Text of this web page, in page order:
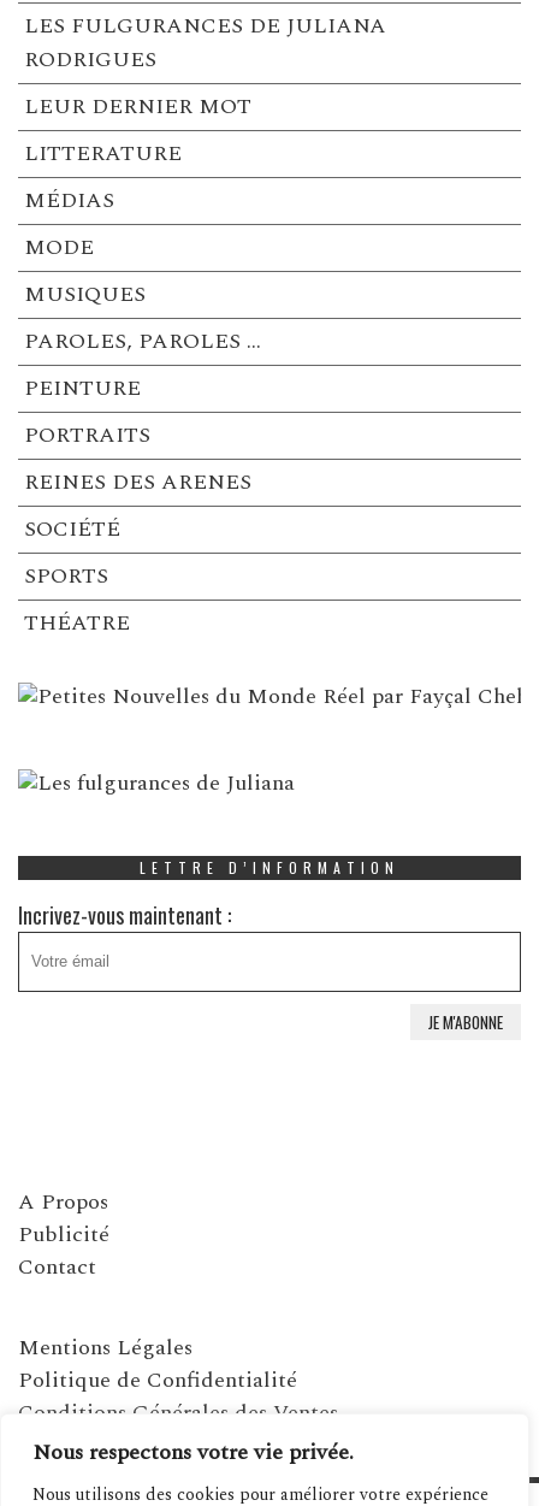
Nous respectons votre vie privée.
Nous utilisons des cookies pour améliorer votre expérience
LES FULGURANCES DE JULIANA
RODRIGUES
LEUR DERNIER MOT
LITTERATURE
MÉDIAS
MODE
MUSIQUES
PAROLES, PAROLES …
PEINTURE
PORTRAITS
REINES DES ARENES
SOCIÉTÉ
SPORTS
THÉATRE
LETTRE D’INFORMATION
Incrivez-vous maintenant :
A Propos
Publicité
Contact
Mentions Légales
Politique de Confidentialité
Conditions Générales des Ventes